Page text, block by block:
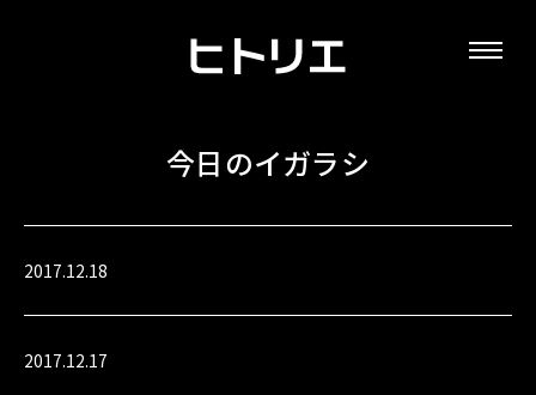
今日のイガラシ
2017.12.18
2017.12.17